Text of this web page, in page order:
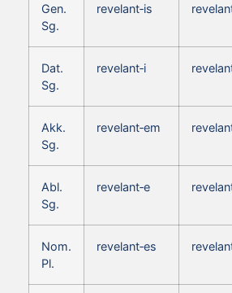
Gen.
Sg.
revelant‑is
Dat.
Sg.
revelant‑i
Akk.
Sg.
revelant‑em
Abl.
Sg.
revelant‑e
Nom.
Pl.
revelant‑es